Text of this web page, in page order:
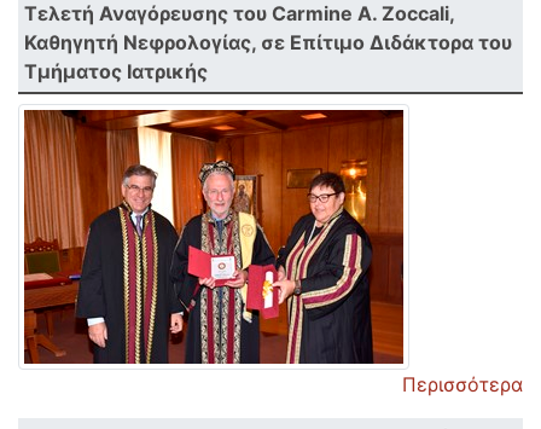
Τελετή Αναγόρευσης του Carmine A. Zoccali,
Καθηγητή Νεφρολογίας, σε Επίτιμο Διδάκτορα του
Τμήματος Ιατρικής
Περισσότερα